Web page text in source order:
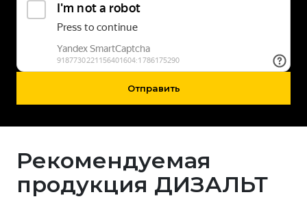
Отправить
Рекомендуемая
продукция ДИЗАЛЬТ